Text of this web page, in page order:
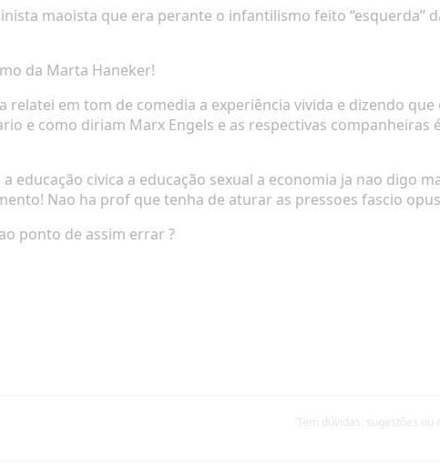
maoista que era perante o infantilismo feito “esquerda”
da Marta Haneker!
em tom de comedia a experiência vivida e dizendo
e como diriam Marx Engels e as respectivas companheiras
civica a educação sexual a economia ja nao digo
Nao ha prof que tenha de aturar as pressoes fascio
ponto de assim errar ?
Tem dúvidas, sugestões ou